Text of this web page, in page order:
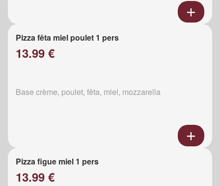
Pizza fêta miel poulet 1 pers
13.99 €
Base crème, poulet, fêta, miel, mozzarella
Pizza figue miel 1 pers
13.99 €